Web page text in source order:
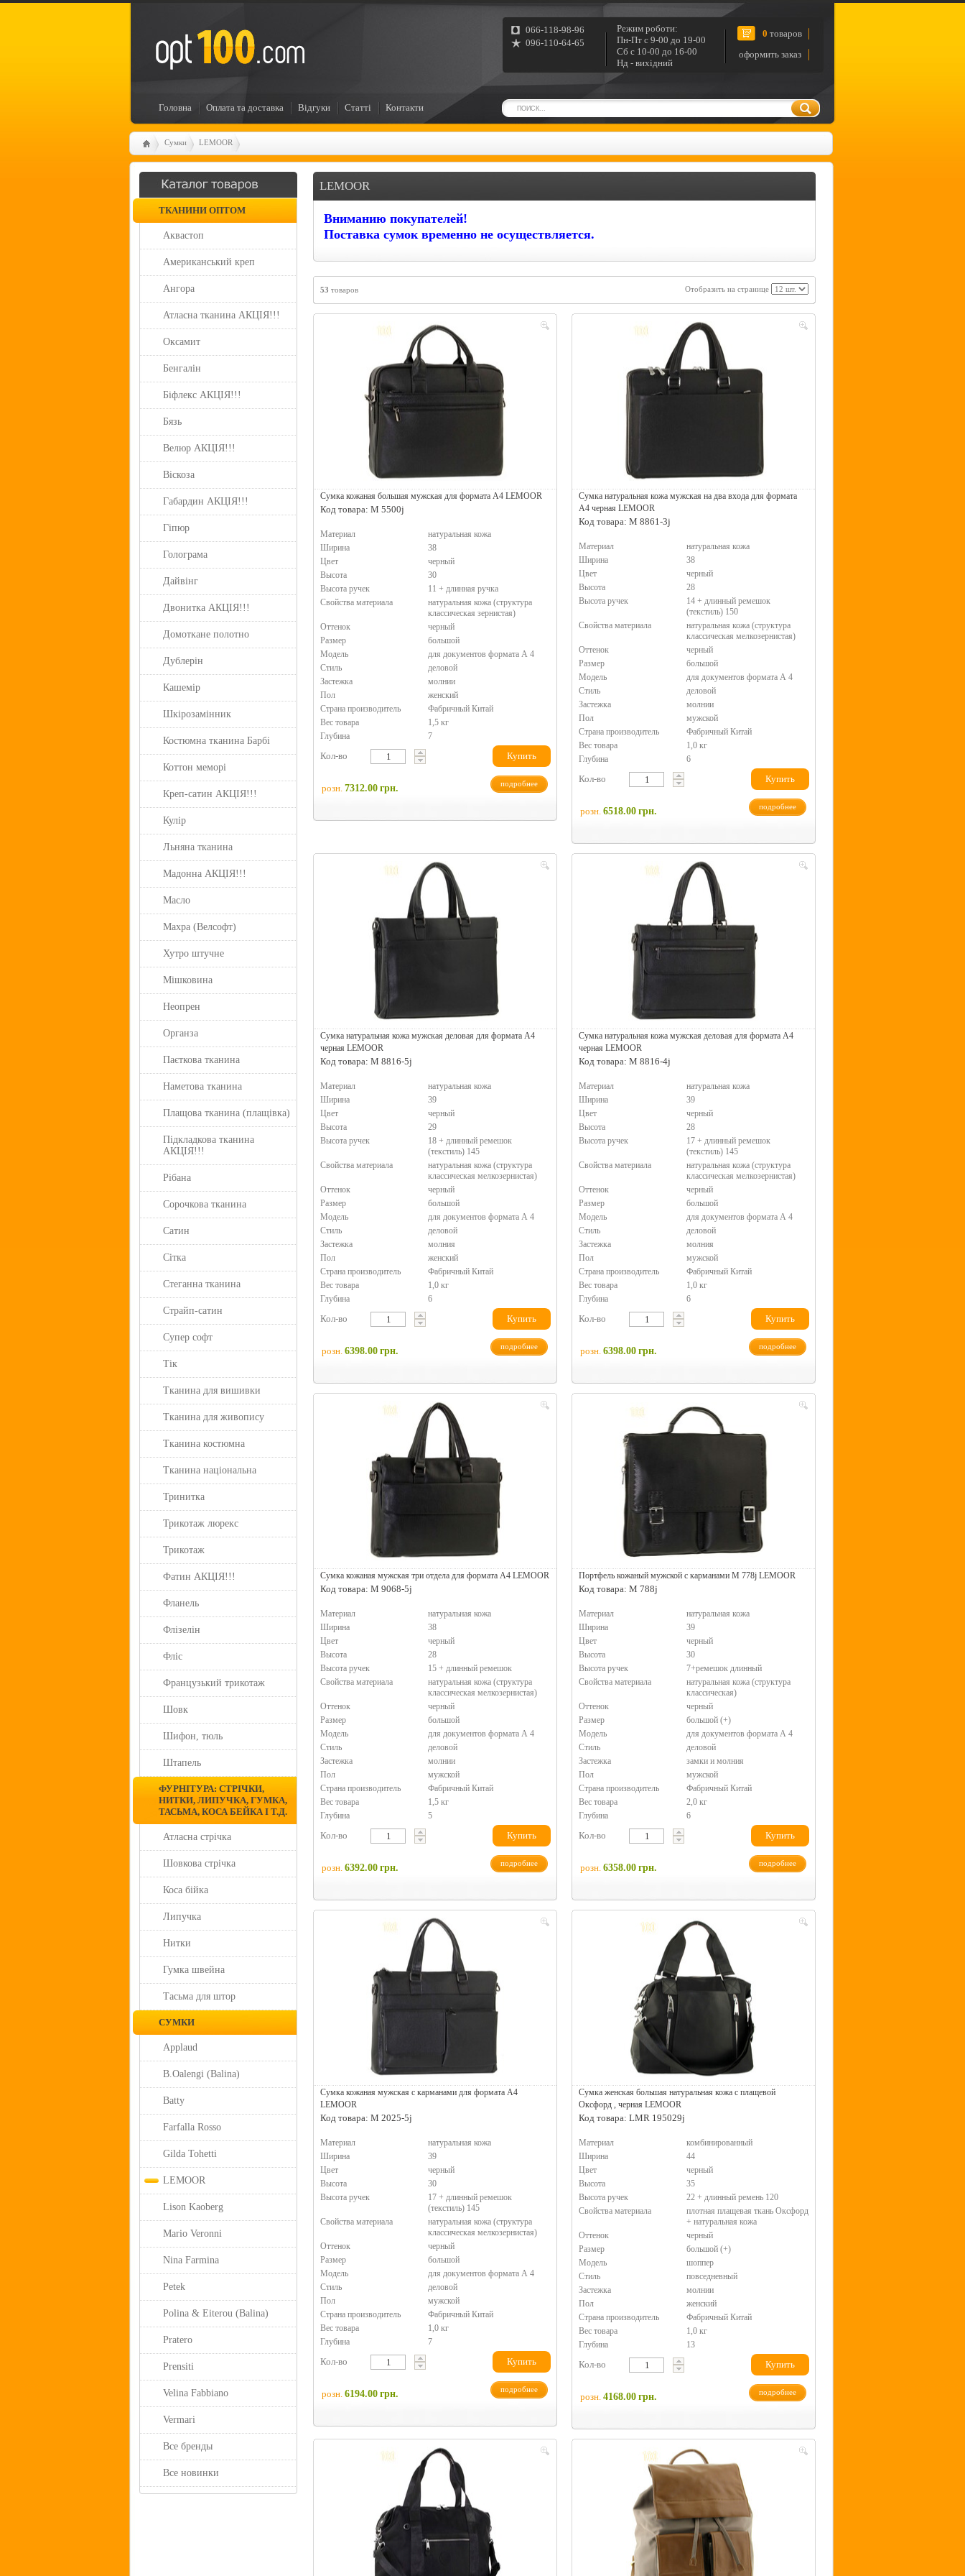
Головна Оплата та доставка Відгуки Статті Контакти
066-118-98-96
096-110-64-65
Режим роботи:
Пн-Пт с 9-00 до 19-00
Сб с 10-00 до 16-00
Нд - вихідний
0 товаров
оформить заказ
Сумки LEMOOR
ТКАНИНИ ОПТОМ
Аквастоп
Американський креп
Ангора
Атласна тканина АКЦІЯ!!!
Оксамит
Бенгалін
Біфлекс АКЦІЯ!!!
Бязь
Велюр АКЦІЯ!!!
Віскоза
Габардин АКЦІЯ!!!
Гіпюр
Голограма
Дайвінг
Двонитка АКЦІЯ!!!
Домоткане полотно
Дублерін
Кашемір
Шкірозамінник
Костюмна тканина Барбі
Коттон меморі
Креп-сатин АКЦІЯ!!!
Кулір
Льняна тканина
Мадонна АКЦІЯ!!!
Масло
Махра (Велсофт)
Хутро штучне
Мішковина
Неопрен
Органза
Паєткова тканина
Наметова тканина
Плащова тканина (плащівка)
Підкладкова тканина
АКЦІЯ!!!
Рібана
Сорочкова тканина
Сатин
Сітка
Стеганна тканина
Страйп-сатин
Супер софт
Тік
Тканина для вишивки
Тканина для живопису
Тканина костюмна
Тканина національна
Тринитка
Трикотаж люрекс
Трикотаж
Фатин АКЦІЯ!!!
Фланель
Флізелін
Фліс
Французький трикотаж
Шовк
Шифон, тюль
Штапель
ФУРНІТУРА: СТРІЧКИ,
НИТКИ, ЛИПУЧКА, ГУМКА,
ТАСЬМА, КОСА БЕЙКА І Т.Д.
Атласна стрічка
Шовкова стрічка
Коса бійка
Липучка
Нитки
Гумка швейна
Тасьма для штор
СУМКИ
Applaud
B.Oalengi (Balina)
Batty
Farfalla Rosso
Gilda Tohetti
LEMOOR
Lison Kaoberg
Mario Veronni
Nina Farmina
Petek
Polina & Eiterou (Balina)
Pratero
Prensiti
Velina Fabbiano
Vermari
Все бренды
Все новинки
LEMOOR
Вниманию покупателей!
Поставка сумок временно не осуществляется.
53 товаров Отобразить на странице
Сумка кожаная большая мужская для формата А4 LEMOOR
Код товара: M 5500j
Материал
натуральная кожа
Ширина
38
Цвет
черный
Высота
30
Высота ручек
11 + длинная ручка
Свойства материала
натуральная кожа (структура
классическая зернистая)
Оттенок
черный
Размер
большой
Модель
для документов формата А 4
Стиль
деловой
Застежка
молнии
Пол
женский
Страна производитель
Фабричный Китай
Вес товара
1,5 кг
Глубина
7
Кол-во Купить
розн. 7312.00 грн. подробнее
Сумка натуральная кожа мужская на два входа для формата
А4 черная LEMOOR
Код товара: M 8861-3j
Материал
натуральная кожа
Ширина
38
Цвет
черный
Высота
28
Высота ручек
14 + длинный ремешок
(текстиль) 150
Свойства материала
натуральная кожа (структура
классическая мелкозернистая)
Оттенок
черный
Размер
большой
Модель
для документов формата А 4
Стиль
деловой
Застежка
молнии
Пол
мужской
Страна производитель
Фабричный Китай
Вес товара
1,0 кг
Глубина
6
Кол-во Купить
розн. 6518.00 грн. подробнее
Сумка натуральная кожа мужская деловая для формата А4
черная LEMOOR
Код товара: M 8816-5j
Материал
натуральная кожа
Ширина
39
Цвет
черный
Высота
29
Высота ручек
18 + длинный ремешок
(текстиль) 145
Свойства материала
натуральная кожа (структура
классическая мелкозернистая)
Оттенок
черный
Размер
большой
Модель
для документов формата А 4
Стиль
деловой
Застежка
молния
Пол
женский
Страна производитель
Фабричный Китай
Вес товара
1,0 кг
Глубина
6
Кол-во Купить
розн. 6398.00 грн. подробнее
Сумка натуральная кожа мужская деловая для формата А4
черная LEMOOR
Код товара: M 8816-4j
Материал
натуральная кожа
Ширина
39
Цвет
черный
Высота
28
Высота ручек
17 + длинный ремешок
(текстиль) 145
Свойства материала
натуральная кожа (структура
классическая мелкозернистая)
Оттенок
черный
Размер
большой
Модель
для документов формата А 4
Стиль
деловой
Застежка
молния
Пол
мужской
Страна производитель
Фабричный Китай
Вес товара
1,0 кг
Глубина
6
Кол-во Купить
розн. 6398.00 грн. подробнее
Сумка кожаная мужская три отдела для формата А4 LEMOOR
Код товара: M 9068-5j
Материал
натуральная кожа
Ширина
38
Цвет
черный
Высота
28
Высота ручек
15 + длинный ремешок
Свойства материала
натуральная кожа (структура
классическая мелкозернистая)
Оттенок
черный
Размер
большой
Модель
для документов формата А 4
Стиль
деловой
Застежка
молнии
Пол
мужской
Страна производитель
Фабричный Китай
Вес товара
1,5 кг
Глубина
5
Кол-во Купить
розн. 6392.00 грн. подробнее
Портфель кожаный мужской с карманами M 778j LEMOOR
Код товара: M 788j
Материал
натуральная кожа
Ширина
39
Цвет
черный
Высота
30
Высота ручек
7+ремешок длинный
Свойства материала
натуральная кожа (структура
классическая)
Оттенок
черный
Размер
большой (+)
Модель
для документов формата А 4
Стиль
деловой
Застежка
замки и молния
Пол
мужской
Страна производитель
Фабричный Китай
Вес товара
2,0 кг
Глубина
6
Кол-во Купить
розн. 6358.00 грн. подробнее
Сумка кожаная мужская с карманами для формата А4
LEMOOR
Код товара: M 2025-5j
Материал
натуральная кожа
Ширина
39
Цвет
черный
Высота
30
Высота ручек
17 + длинный ремешок
(текстиль) 145
Свойства материала
натуральная кожа (структура
классическая мелкозернистая)
Оттенок
черный
Размер
большой
Модель
для документов формата А 4
Стиль
деловой
Пол
мужской
Страна производитель
Фабричный Китай
Вес товара
1,0 кг
Глубина
7
Кол-во Купить
розн. 6194.00 грн. подробнее
Сумка женская большая натуральная кожа с плащевой
Оксфорд , черная LEMOOR
Код товара: LMR 195029j
Материал
комбинированный
Ширина
44
Цвет
черный
Высота
35
Высота ручек
22 + длинный ремень 120
Свойства материала
плотная плащевая ткань Оксфорд
+ натуральная кожа
Оттенок
черный
Размер
большой (+)
Модель
шоппер
Стиль
повседневный
Застежка
молнии
Пол
женский
Страна производитель
Фабричный Китай
Вес товара
1,0 кг
Глубина
13
Кол-во Купить
розн. 4168.00 грн. подробнее